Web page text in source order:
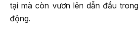
tại mà còn vươn lên dẫn đầu
động.